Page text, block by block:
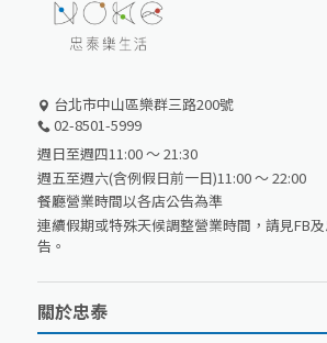
台北市中山區樂群三路200號
02-8501-5999
週日至週四11:00 ～ 21:30
週五至週六(含例假日前一日)11:00 ～ 22:00
餐廳營業時間以各店公告為準
連續假期或特殊天候調整營業時間，請見FB
告。
關於忠泰